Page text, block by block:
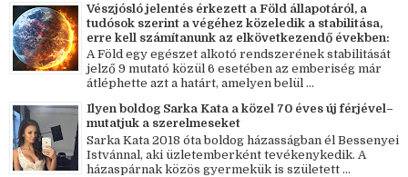
Vészjósló jelentés érkezett a Föld állapotáról, a
tudósok szerint a végéhez közeledik a stabilitása,
erre kell számítanunk az elkövetkezendő években:
A Föld egy egészet alkotó rendszerének stabilitását
jelző 9 mutató közül 6 esetében az emberiség már
átléphette azt a határt, amelyen belül ...
Ilyen boldog Sarka Kata a közel 70 éves új férjével–
mutatjuk a szerelmeseket
Sarka Kata 2018 óta boldog házasságban él Bessenyei
Istvánnal, aki üzletemberként tevékenykedik. A
házaspárnak közös gyermekük is született ...